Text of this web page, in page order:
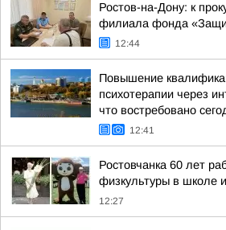
Ростов-на-Дону: к
филиала фонда
12:44
Повышение
психотерапии через
что востребовано
12:41
Ростовчанка 60 лет
физкультуры в школе
12:27